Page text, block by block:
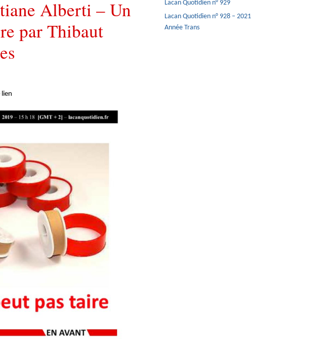
Alberti – Un
par Thibaut
Lacan Quotidien n° 929
Lacan Quotidien n° 928 – 2021
Année Trans